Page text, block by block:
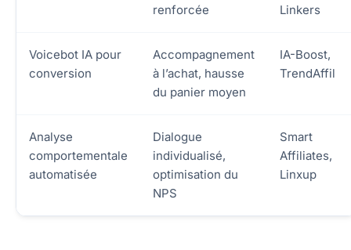
renforcée
Linkers
Voicebot IA pour
conversion
Accompagnement
à l’achat, hausse
du panier moyen
IA-Boost,
TrendAffil
Analyse
comportementale
automatisée
Dialogue
individualisé,
optimisation du
NPS
Smart
Affiliates,
Linxup